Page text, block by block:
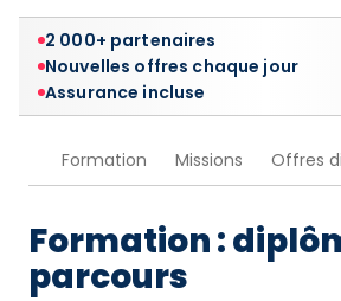
2 000+ partenaires
Nouvelles offres chaque jour
Assurance incluse
Formation Missions Offres
Formation :
parcours